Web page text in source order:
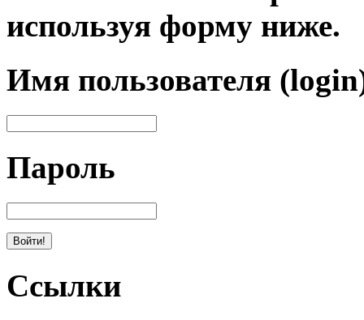
используя форму ниже.
Имя пользователя
Пароль
Ссылки